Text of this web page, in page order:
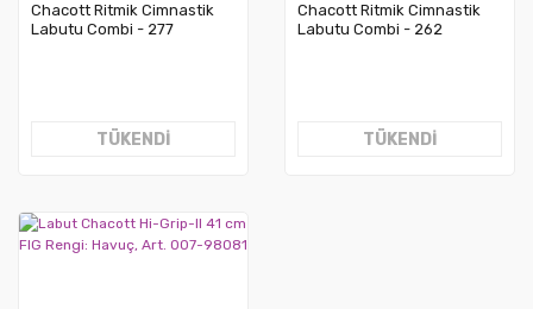
Chacott Ritmik Cimnastik
Labutu Combi - 277
TÜKENDİ
Chacott Ritmik Cimnastik
Labutu Combi - 262
TÜKENDİ